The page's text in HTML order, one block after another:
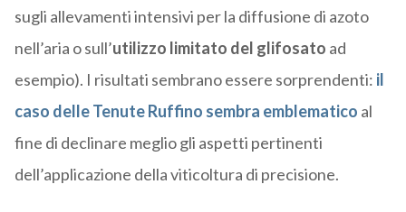
sugli allevamenti intensivi per la diffusione di azoto
nell’aria o sull’utilizzo limitato del glifosato ad
esempio). I risultati sembrano essere sorprendenti: il
caso delle Tenute Ruffino sembra emblematico al
fine di declinare meglio gli aspetti pertinenti
dell’applicazione della viticoltura di precisione.